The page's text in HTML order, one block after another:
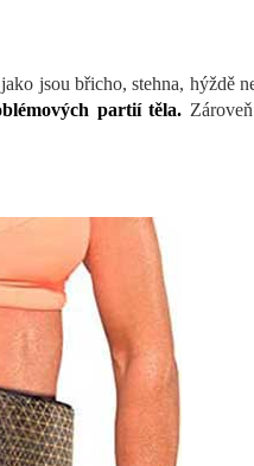
jsou břicho, stehna, hýždě
partií těla.